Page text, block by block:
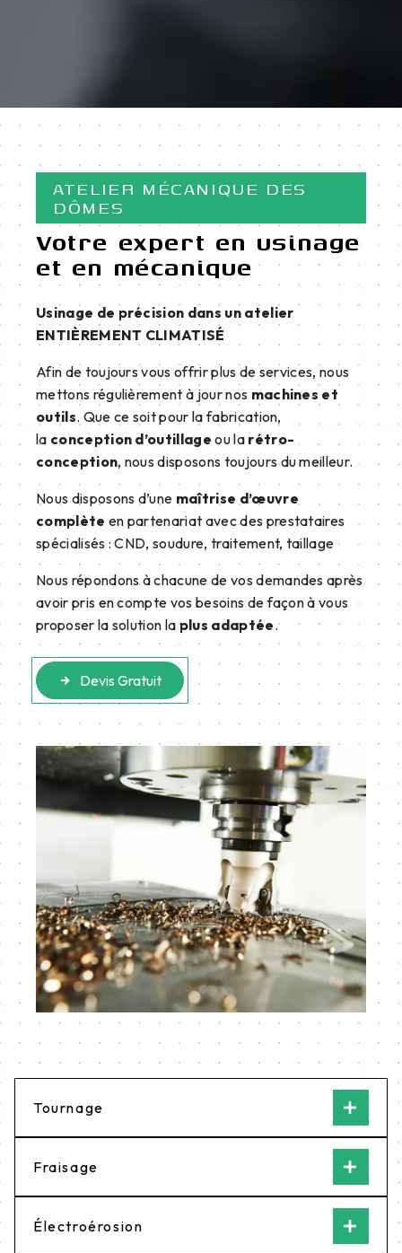
ATELIER MÉCANIQUE DES
DÔMES
Votre expert en usinage
et en mécanique
Usinage de précision dans un atelier
ENTIÈREMENT CLIMATISÉ
Afin de toujours vous offrir plus de services, nous
mettons régulièrement à jour nos machines et
outils. Que ce soit pour la fabrication,
la conception d’outillage ou la rétro-
conception, nous disposons toujours du meilleur.
Nous disposons d’une maîtrise d’œuvre
complète en partenariat avec des prestataires
spécialisés : CND, soudure, traitement, taillage
Nous répondons à chacune de vos demandes après
avoir pris en compte vos besoins de façon à vous
proposer la solution laplus adaptée.
Devis Gratuit
Tournage
Fraisage
Électroérosion